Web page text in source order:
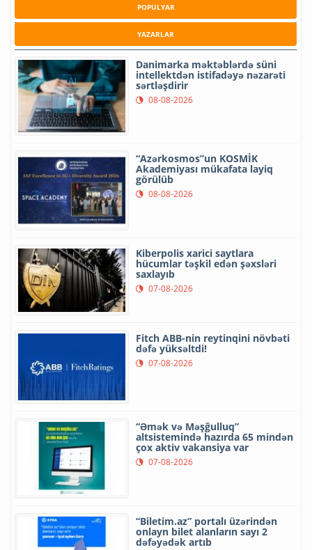
POPULYAR
YAZARLAR
Danimarka məktəblərdə süni
intellektdən istifadəyə nəzarəti
sərtləşdirir
08-08-2026
“Azərkosmos”un KOSMİK
Akademiyası mükafata layiq
görülüb
08-08-2026
Kiberpolis xarici saytlara
hücumlar təşkil edən şəxsləri
saxlayıb
07-08-2026
Fitch ABB-nin reytinqini növbəti
dəfə yüksəltdi!
07-08-2026
“Əmək və Məşğulluq”
altsistemində hazırda 65 mindən
çox aktiv vakansiya var
07-08-2026
“Biletim.az” portalı üzərindən
onlayn bilet alanların sayı 2
dəfəyədək artıb